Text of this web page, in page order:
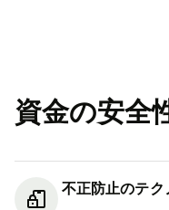
資金の安全
不正防止のテク